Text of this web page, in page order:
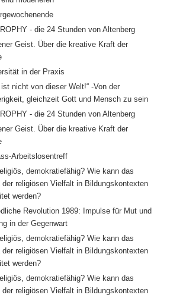
- die 24 Stunden von Altenberg
Geist. Über die kreative Kraft der
in der Praxis
ist nicht von dieser Welt!“ -Von der
gleichzeit Gott und Mensch zu sein
- die 24 Stunden von Altenberg
Geist. Über die kreative Kraft der
Arbeitslosentreff
demokratiefähig? Wie kann das
der religiösen Vielfalt in Bildungskontexten
werden?
Revolution 1989: Impulse für Mut und
in der Gegenwart
demokratiefähig? Wie kann das
der religiösen Vielfalt in Bildungskontexten
werden?
demokratiefähig? Wie kann das
der religiösen Vielfalt in Bildungskontexten